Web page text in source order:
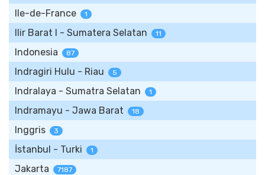
Ile-de-France 1
Ilir Barat I - Sumatera Selatan 11
Indonesia 87
Indragiri Hulu - Riau 5
Indralaya - Sumatra Selatan 1
Indramayu - Jawa Barat 18
Inggris 3
İstanbul - Turki 1
Jakarta 7187